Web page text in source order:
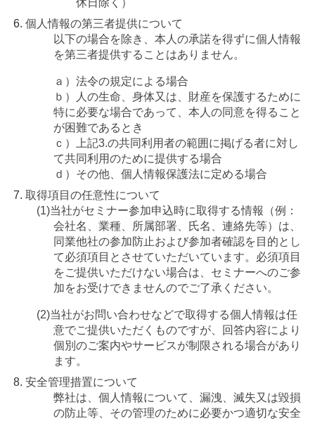
個人情報の第三者提供について
以下の場合を除き、本人の承諾を得ずに個人情報
を第三者提供することはありません。
ａ）法令の規定による場合
ｂ）人の生命、身体又は、財産を保護するために
特に必要な場合であって、本人の同意を得ること
が困難であるとき
ｃ）上記3.の共同利用者の範囲に掲げる者に対し
て共同利用のために提供する場合
ｄ）その他、個人情報保護法に定める場合
取得項目の任意性について
(1)当社がセミナー参加申込時に取得する情報（例：
会社名、業種、所属部署、氏名、連絡先等）は、
同業他社の参加防止および参加者確認を目的とし
て必須項目とさせていただいています。必須項目
をご提供いただけない場合は、セミナーへのご参
加をお受けできませんのでご了承ください。
(2)当社がお問い合わせなどで取得する個人情報は任
意でご提供いただくものですが、回答内容により
個別のご案内やサービスが制限される場合があり
ます。
安全管理措置について
弊社は、個人情報について、漏洩、滅失又は毀損
の防止等、その管理のために必要かつ適切な安全